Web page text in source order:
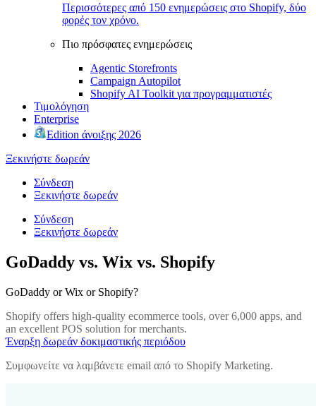
Περισσότερες από 150 ενημερώσεις στο Shopify, δύο
φορές τον χρόνο.
Πιο πρόσφατες ενημερώσεις
Agentic Storefronts
Campaign Autopilot
Shopify AI Toolkit για προγραμματιστές
Τιμολόγηση
Enterprise
Edition άνοιξης 2026
Ξεκινήστε δωρεάν
Σύνδεση
Ξεκινήστε δωρεάν
Σύνδεση
Ξεκινήστε δωρεάν
GoDaddy vs. Wix vs. Shopify
GoDaddy or Wix or Shopify?
Shopify offers high-quality ecommerce tools, over 6,000 apps, and
an excellent POS solution for merchants.
Έναρξη δωρεάν δοκιμαστικής περιόδου
Συμφωνείτε να λαμβάνετε email από το Shopify Marketing.